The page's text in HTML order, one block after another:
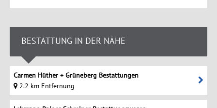
BESTATTUNG IN DER NÄHE
Carmen Hüther + Grüneberg Bestattungen
2.2 km Entfernung